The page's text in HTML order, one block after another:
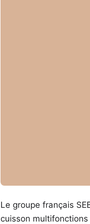
Le groupe français
cuisson